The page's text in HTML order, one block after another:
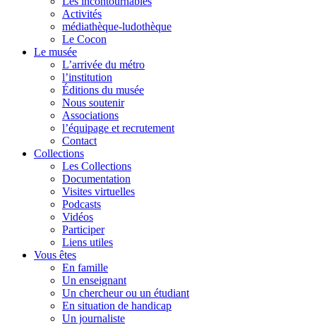
Activités
médiathèque-ludothèque
Le Cocon
Le musée
L’arrivée du métro
l’institution
Éditions du musée
Nous soutenir
Associations
l’équipage et recrutement
Contact
Collections
Les Collections
Documentation
Visites virtuelles
Podcasts
Vidéos
Participer
Liens utiles
Vous êtes
En famille
Un enseignant
Un chercheur ou un étudiant
En situation de handicap
Un journaliste